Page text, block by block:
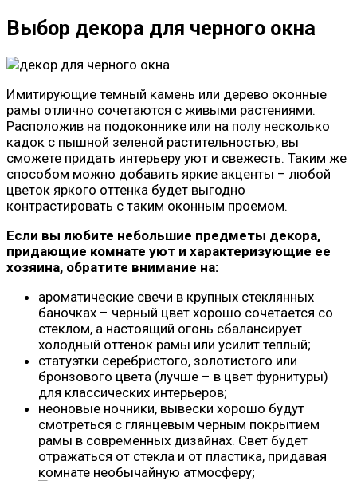
Выбор декора для черного окна
Имитирующие темный камень или дерево оконные
рамы отлично сочетаются с живыми растениями.
Расположив на подоконнике или на полу несколько
кадок с пышной зеленой растительностью, вы
сможете придать интерьеру уют и свежесть. Таким же
способом можно добавить яркие акценты – любой
цветок яркого оттенка будет выгодно
контрастировать с таким оконным проемом.
Если вы любите небольшие предметы декора,
придающие комнате уют и характеризующие ее
хозяина, обратите внимание на:
ароматические свечи в крупных стеклянных
баночках – черный цвет хорошо сочетается со
стеклом, а настоящий огонь сбалансирует
холодный оттенок рамы или усилит теплый;
статуэтки серебристого, золотистого или
бронзового цвета (лучше – в цвет фурнитуры)
для классических интерьеров;
неоновые ночники, вывески хорошо будут
смотреться с глянцевым черным покрытием
рамы в современных дизайнах. Свет будет
отражаться от стекла и от пластика, придавая
комнате необычайную атмосферу;